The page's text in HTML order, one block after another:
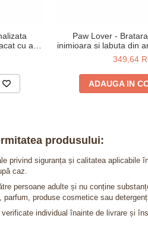
cu aur
Paw Lover -
inimioara si labuta din
aur galben
349,64
ADAUGA IN
produsului:
privind siguranța și calitatea aplicabile
caz.
persoane adulte și nu conține
produse cosmetice sau
individual înainte de livrare și